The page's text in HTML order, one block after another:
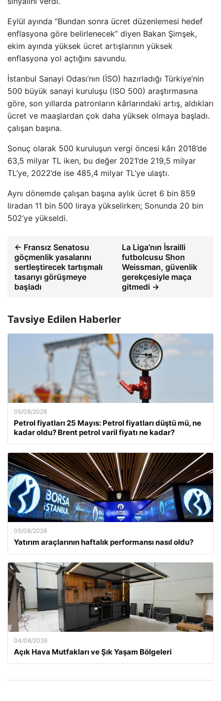
Eylül ayında “Bundan sonra ücret düzenlemesi hedef
enflasyona göre belirlenecek” diyen Bakan Şimşek,
ekim ayında yüksek ücret artışlarının yüksek
enflasyona yol açtığını savundu.
İstanbul Sanayi Odası’nın (İSO) hazırladığı Türkiye’nin
500 büyük sanayi kuruluşu (ISO 500) araştırmasına
göre, son yıllarda patronların kârlarındaki artış, aldıkları
ücret ve maaşlardan çok daha yüksek olmaya başladı.
çalışan başına.
Sonuç olarak 500 kuruluşun vergi öncesi kârı 2018’de
63,5 milyar TL iken, bu değer 2021’de 219,5 milyar
TL’ye, 2022’de ise 485,4 milyar TL’ye ulaştı.
Aynı dönemde çalışan başına aylık ücret 6 bin 859
liradan 11 bin 500 liraya yükselirken; Sonunda 20 bin
502’ye yükseldi.
← Fransız Senatosu
göçmenlik yasalarını
sertleştirecek tartışmalı
tasarıyı görüşmeye
başladı
La Liga’nın İsrailli
futbolcusu Shon
Weissman, güvenlik
gerekçesiyle maça
gitmedi →
Tavsiye Edilen Haberler
05/08/2026
Petrol fiyatları 25 Mayıs: Petrol fiyatları düştü mü, ne
kadar oldu? Brent petrol varil fiyatı ne kadar?
05/08/2026
Yatırım araçlarının haftalık performansı nasıl oldu?
04/08/2026
Açık Hava Mutfakları ve Şık Yaşam Bölgeleri